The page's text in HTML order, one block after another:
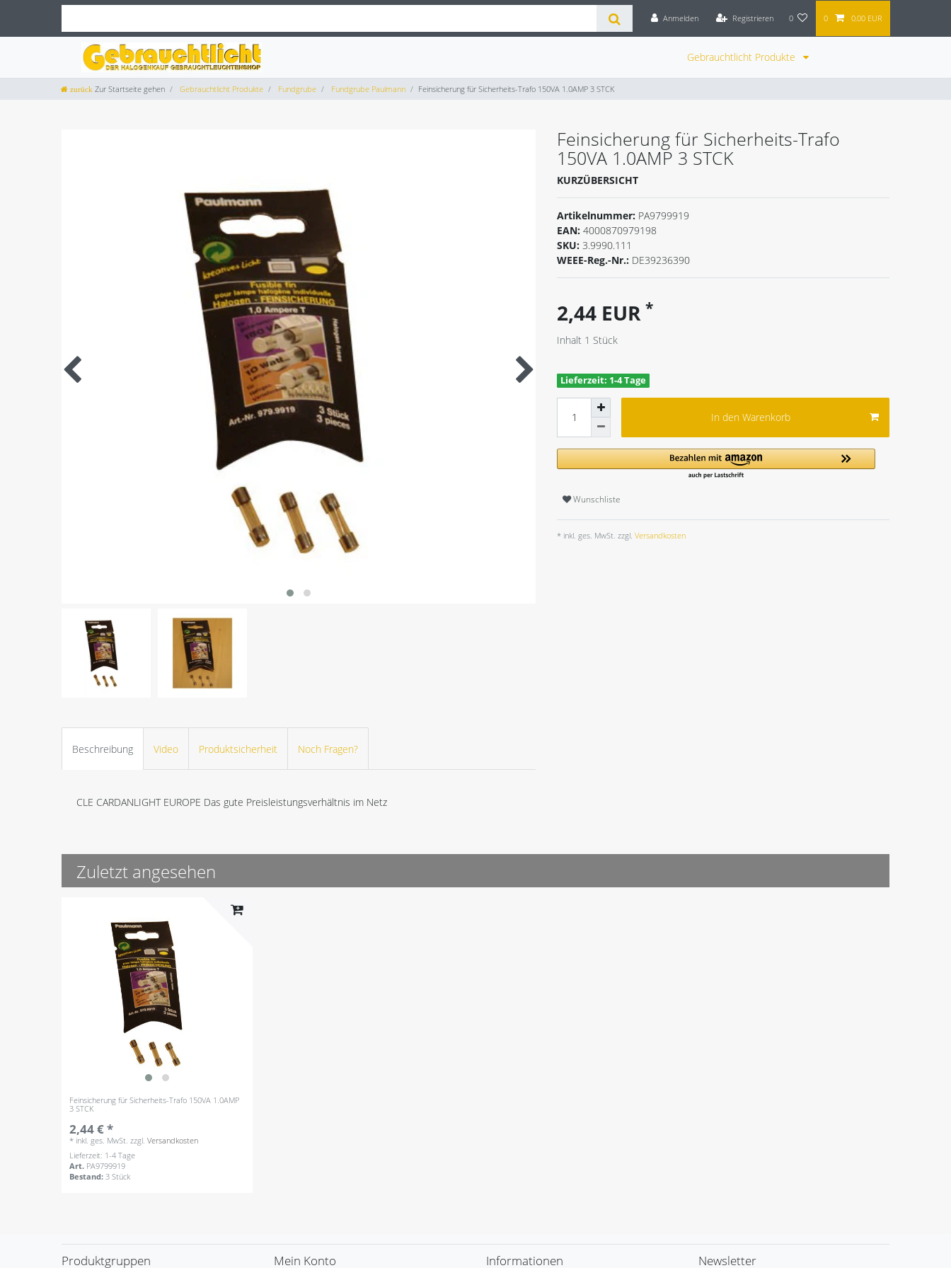
Anmelden Registrieren 0 0 0,00 EUR
Gebrauchtlicht Produkte
Zur Startseite gehen Gebrauchtlicht Produkte Fundgrube Fundgrube Paulmann Feinsicherung für Sicherheits-Trafo 150VA 1.0AMP 3 STCK
Beschreibung Video Produktsicherheit Noch Fragen?
CLE CARDANLIGHT EUROPE Das gute Preisleistungsverhältnis im Netz
Feinsicherung für Sicherheits-Trafo
150VA 1.0AMP 3 STCK
KURZÜBERSICHT
Artikelnummer: PA9799919
EAN: 4000870979198
SKU: 3.9990.111
WEEE-Reg.-Nr.: DE39236390
2,44 EUR *
Inhalt 1 Stück
Lieferzeit: 1-4 Tage
In den Warenkorb
Wunschliste
* inkl. ges. MwSt. zzgl. Versandkosten
Zuletzt angesehen
Feinsicherung für Sicherheits-Trafo 150VA 1.0AMP
3 STCK
2,44 € *
* inkl. ges. MwSt. zzgl.Versandkosten
Lieferzeit: 1-4 Tage
Art. PA9799919
Bestand: 3 Stück
Produktgruppen Mein Konto Informationen Newsletter